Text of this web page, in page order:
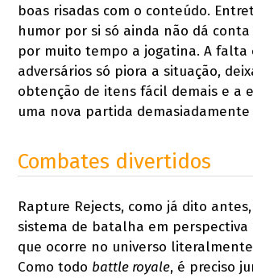
boas risadas com o conteúdo.
humor por si só ainda não dá
por muito tempo a jogatina. A falta
adversários só piora a situação,
obtenção de itens fácil demais e a
uma nova partida demasiadamente
Combates divertidos
Rapture Rejects, como já dito
sistema de batalha em perspectiva
que ocorre no universo
Como todo battle royale, é preciso